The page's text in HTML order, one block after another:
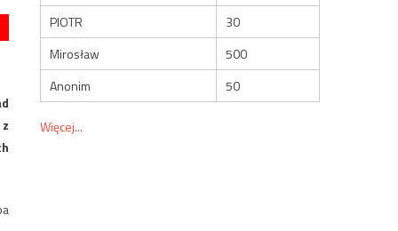
PIOTR
30
Mirosław
500
Anonim
50
Więcej...